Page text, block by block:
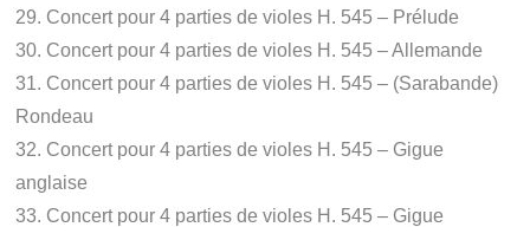
29. Concert pour 4 parties de violes H. 545 – Prélude
30. Concert pour 4 parties de violes H. 545 – Allemande
31. Concert pour 4 parties de violes H. 545 – (Sarabande)
Rondeau
32. Concert pour 4 parties de violes H. 545 – Gigue
anglaise
33. Concert pour 4 parties de violes H. 545 – Gigue